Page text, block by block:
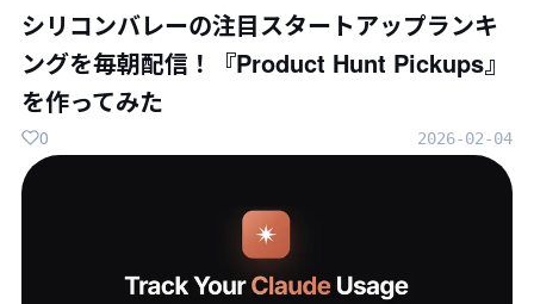
シリコンバレーの注目スタートアップランキ
ングを毎朝配信！『Product Hunt Pickups』
を作ってみた
2026-02-04
0